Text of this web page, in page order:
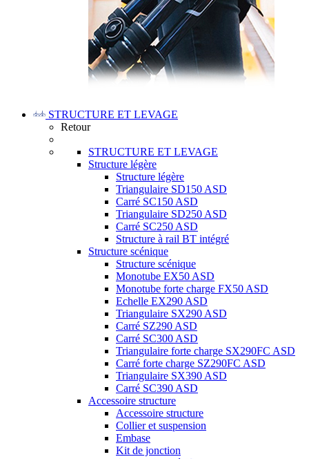
STRUCTURE ET LEVAGE
Retour
STRUCTURE ET LEVAGE
Structure légère
Structure légère
Triangulaire SD150 ASD
Carré SC150 ASD
Triangulaire SD250 ASD
Carré SC250 ASD
Structure à rail BT intégré
Structure scénique
Structure scénique
Monotube EX50 ASD
Monotube forte charge FX50 ASD
Echelle EX290 ASD
Triangulaire SX290 ASD
Carré SZ290 ASD
Carré SC300 ASD
Triangulaire forte charge SX290FC ASD
Carré forte charge SZ290FC ASD
Triangulaire SX390 ASD
Carré SC390 ASD
Accessoire structure
Accessoire structure
Collier et suspension
Embase
Kit de jonction